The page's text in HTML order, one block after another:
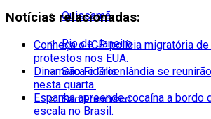
Quissamã
Rio de Janeiro
São Fidélis
São Francisco
Notícias relacionadas:
Conheça o ICE: polícia migratória
protestos nos EUA.
Dinamarca e Groenlândia se
nesta quarta.
Espanha apreende cocaína a bordo
escala no Brasil.